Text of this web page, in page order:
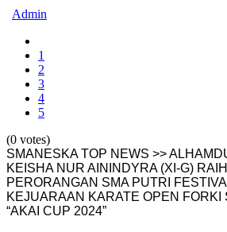
Admin
1
2
3
4
5
(0 votes)
SMANESKA TOP NEWS >>
KEISHA NUR AININDYRA (XI-G)
PERORANGAN SMA PUTRI
KEJUARAAN KARATE OPEN FORKI
“AKAI CUP 2024”